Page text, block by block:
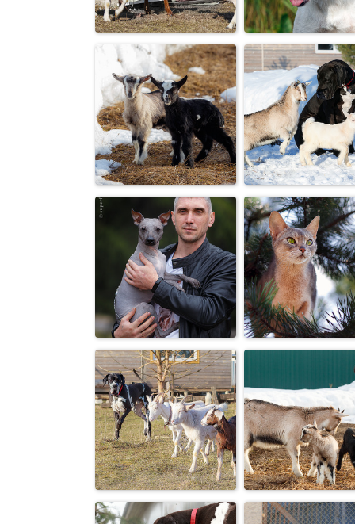
вижу
препятствий,
увер...
Амстаффы
Весенние
«разборки»
«Хозяин, где
ты?»
Чертенята :-) Не
Брутальная
парочка :-)
Абиссинская
кошка на